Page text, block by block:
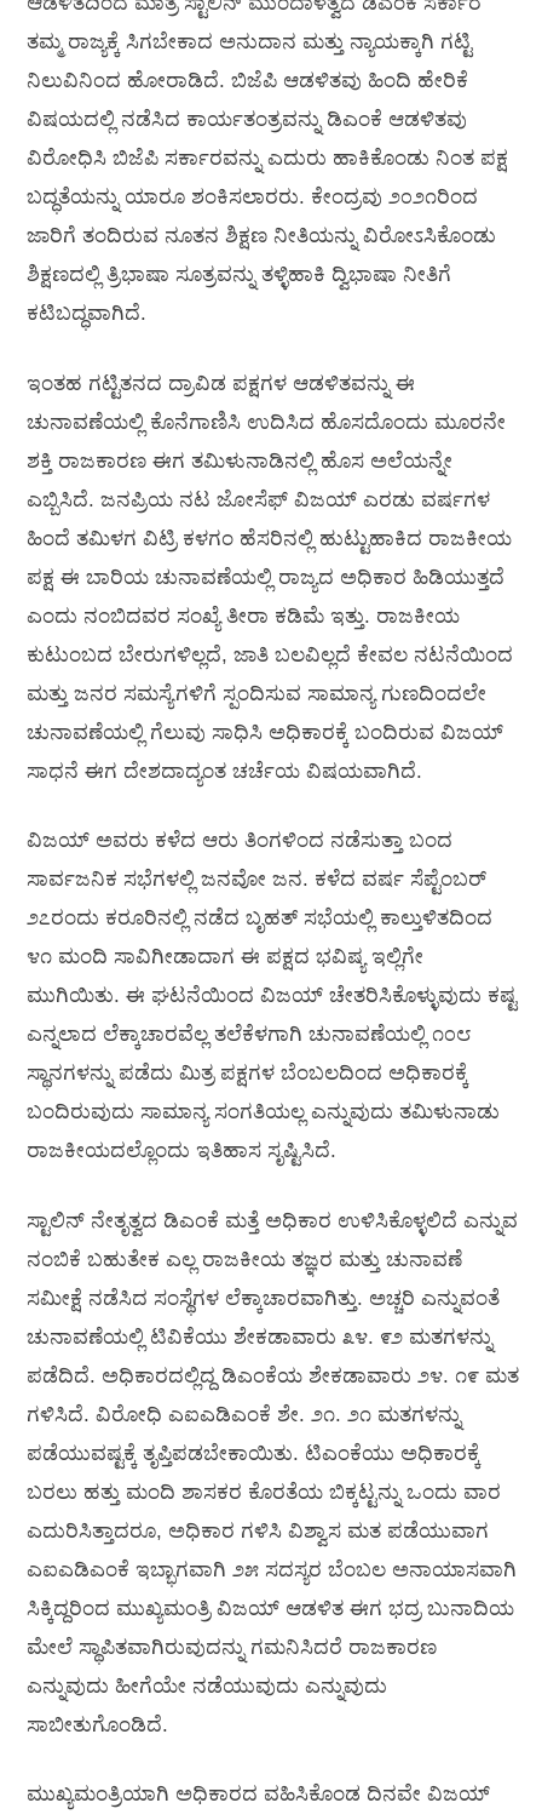
ತಮ್ಮ ರಾಜ್ಯಕ್ಕೆ ಸಿಗಬೇಕಾದ ಅನುದಾನ ಮತ್ತು ನ್ಯಾಯಕ್ಕಾಗಿ ಗಟ್ಟಿ
ನಿಲುವಿನಿಂದ ಹೋರಾಡಿದೆ. ಬಿಜೆಪಿ ಆಡಳಿತವು ಹಿಂದಿ ಹೇರಿಕೆ
ವಿಷಯದಲ್ಲಿ ನಡೆಸಿದ ಕಾರ್ಯತಂತ್ರವನ್ನು ಡಿಎಂಕೆ ಆಡಳಿತವು
ವಿರೋಧಿಸಿ ಬಿಜೆಪಿ ಸರ್ಕಾರವನ್ನು ಎದುರು ಹಾಕಿಕೊಂಡು ನಿಂತ ಪಕ್ಷ
ಬದ್ಧತೆಯನ್ನು ಯಾರೂ ಶಂಕಿಸಲಾರರು. ಕೇಂದ್ರವು ೨೦೨೧ರಿಂದ
ಜಾರಿಗೆ ತಂದಿರುವ ನೂತನ ಶಿಕ್ಷಣ ನೀತಿಯನ್ನು ವಿರೋಽಸಿಕೊಂಡು
ಶಿಕ್ಷಣದಲ್ಲಿ ತ್ರಿಭಾಷಾ ಸೂತ್ರವನ್ನು ತಳ್ಳಿಹಾಕಿ ದ್ವಿಭಾಷಾ ನೀತಿಗೆ
ಕಟಿಬದ್ಧವಾಗಿದೆ.
ಇಂತಹ ಗಟ್ಟಿತನದ ದ್ರಾವಿಡ ಪಕ್ಷಗಳ ಆಡಳಿತವನ್ನು ಈ
ಚುನಾವಣೆಯಲ್ಲಿ ಕೊನೆಗಾಣಿಸಿ ಉದಿಸಿದ ಹೊಸದೊಂದು ಮೂರನೇ
ಶಕ್ತಿ ರಾಜಕಾರಣ ಈಗ ತಮಿಳುನಾಡಿನಲ್ಲಿ ಹೊಸ ಅಲೆಯನ್ನೇ
ಎಬ್ಬಿಸಿದೆ. ಜನಪ್ರಿಯ ನಟ ಜೋಸೆಫ್ ವಿಜಯ್ ಎರಡು ವರ್ಷಗಳ
ಹಿಂದೆ ತಮಿಳಗ ವಿಟ್ರಿ ಕಳಗಂ ಹೆಸರಿನಲ್ಲಿ ಹುಟ್ಟುಹಾಕಿದ ರಾಜಕೀಯ
ಪಕ್ಷ ಈ ಬಾರಿಯ ಚುನಾವಣೆಯಲ್ಲಿ ರಾಜ್ಯದ ಅಧಿಕಾರ ಹಿಡಿಯುತ್ತದೆ
ಎಂದು ನಂಬಿದವರ ಸಂಖ್ಯೆ ತೀರಾ ಕಡಿಮೆ ಇತ್ತು. ರಾಜಕೀಯ
ಕುಟುಂಬದ ಬೇರುಗಳಿಲ್ಲದೆ, ಜಾತಿ ಬಲವಿಲ್ಲದೆ ಕೇವಲ ನಟನೆಯಿಂದ
ಮತ್ತು ಜನರ ಸಮಸ್ಯೆಗಳಿಗೆ ಸ್ಪಂದಿಸುವ ಸಾಮಾನ್ಯ ಗುಣದಿಂದಲೇ
ಚುನಾವಣೆಯಲ್ಲಿ ಗೆಲುವು ಸಾಧಿಸಿ ಅಧಿಕಾರಕ್ಕೆ ಬಂದಿರುವ ವಿಜಯ್
ಸಾಧನೆ ಈಗ ದೇಶದಾದ್ಯಂತ ಚರ್ಚೆಯ ವಿಷಯವಾಗಿದೆ.
ವಿಜಯ್ ಅವರು ಕಳೆದ ಆರು ತಿಂಗಳಿಂದ ನಡೆಸುತ್ತಾ ಬಂದ
ಸಾರ್ವಜನಿಕ ಸಭೆಗಳಲ್ಲಿ ಜನವೋ ಜನ. ಕಳೆದ ವರ್ಷ ಸೆಪ್ಟೆಂಬರ್
೨೭ರಂದು ಕರೂರಿನಲ್ಲಿ ನಡೆದ ಬೃಹತ್ ಸಭೆಯಲ್ಲಿ ಕಾಲ್ತುಳಿತದಿಂದ
೪೧ ಮಂದಿ ಸಾವಿಗೀಡಾದಾಗ ಈ ಪಕ್ಷದ ಭವಿಷ್ಯ ಇಲ್ಲಿಗೇ
ಮುಗಿಯಿತು. ಈ ಘಟನೆಯಿಂದ ವಿಜಯ್ ಚೇತರಿಸಿಕೊಳ್ಳುವುದು ಕಷ್ಟ
ಎನ್ನಲಾದ ಲೆಕ್ಕಾಚಾರವೆಲ್ಲ ತಲೆಕೆಳಗಾಗಿ ಚುನಾವಣೆಯಲ್ಲಿ ೧೦೮
ಸ್ಥಾನಗಳನ್ನು ಪಡೆದು ಮಿತ್ರ ಪಕ್ಷಗಳ ಬೆಂಬಲದಿಂದ ಅಧಿಕಾರಕ್ಕೆ
ಬಂದಿರುವುದು ಸಾಮಾನ್ಯ ಸಂಗತಿಯಲ್ಲ ಎನ್ನುವುದು ತಮಿಳುನಾಡು
ರಾಜಕೀಯದಲ್ಲೊಂದು ಇತಿಹಾಸ ಸೃಷ್ಟಿಸಿದೆ.
ಸ್ಟಾಲಿನ್ ನೇತೃತ್ವದ ಡಿಎಂಕೆ ಮತ್ತೆ ಅಧಿಕಾರ ಉಳಿಸಿಕೊಳ್ಳಲಿದೆ ಎನ್ನುವ
ನಂಬಿಕೆ ಬಹುತೇಕ ಎಲ್ಲ ರಾಜಕೀಯ ತಜ್ಞರ ಮತ್ತು ಚುನಾವಣೆ
ಸಮೀಕ್ಷೆ ನಡೆಸಿದ ಸಂಸ್ಥೆಗಳ ಲೆಕ್ಕಾಚಾರವಾಗಿತ್ತು. ಅಚ್ಚರಿ ಎನ್ನುವಂತೆ
ಚುನಾವಣೆಯಲ್ಲಿ ಟಿವಿಕೆಯು ಶೇಕಡಾವಾರು ೩೪. ೯೨ ಮತಗಳನ್ನು
ಪಡೆದಿದೆ. ಅಧಿಕಾರದಲ್ಲಿದ್ದ ಡಿಎಂಕೆಯ ಶೇಕಡಾವಾರು ೨೪. ೧೯ ಮತ
ಗಳಿಸಿದೆ. ವಿರೋಧಿ ಎಐಎಡಿಎಂಕೆ ಶೇ. ೨೧. ೨೧ ಮತಗಳನ್ನು
ಪಡೆಯುವಷ್ಟಕ್ಕೆ ತೃಪ್ತಿಪಡಬೇಕಾಯಿತು. ಟಿಎಂಕೆಯು ಅಧಿಕಾರಕ್ಕೆ
ಬರಲು ಹತ್ತು ಮಂದಿ ಶಾಸಕರ ಕೊರತೆಯ ಬಿಕ್ಕಟ್ಟನ್ನು ಒಂದು ವಾರ
ಎದುರಿಸಿತ್ತಾದರೂ, ಅಧಿಕಾರ ಗಳಿಸಿ ವಿಶ್ವಾಸ ಮತ ಪಡೆಯುವಾಗ
ಎಐಎಡಿಎಂಕೆ ಇಬ್ಭಾಗವಾಗಿ ೨೫ ಸದಸ್ಯರ ಬೆಂಬಲ ಅನಾಯಾಸವಾಗಿ
ಸಿಕ್ಕಿದ್ದರಿಂದ ಮುಖ್ಯಮಂತ್ರಿ ವಿಜಯ್ ಆಡಳಿತ ಈಗ ಭದ್ರ ಬುನಾದಿಯ
ಮೇಲೆ ಸ್ಥಾಪಿತವಾಗಿರುವುದನ್ನು ಗಮನಿಸಿದರೆ ರಾಜಕಾರಣ
ಎನ್ನುವುದು ಹೀಗೆಯೇ ನಡೆಯುವುದು ಎನ್ನುವುದು
ಸಾಬೀತುಗೊಂಡಿದೆ.
ಮುಖ್ಯಮಂತ್ರಿಯಾಗಿ ಅಧಿಕಾರದ ವಹಿಸಿಕೊಂಡ ದಿನವೇ ವಿಜಯ್